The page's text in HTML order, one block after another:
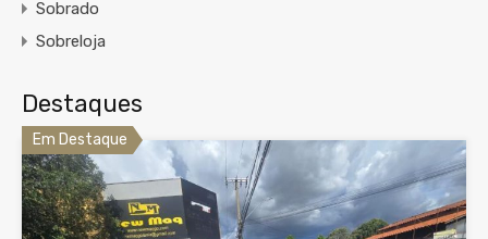
Sobrado
Sobreloja
Destaques
Em Destaque